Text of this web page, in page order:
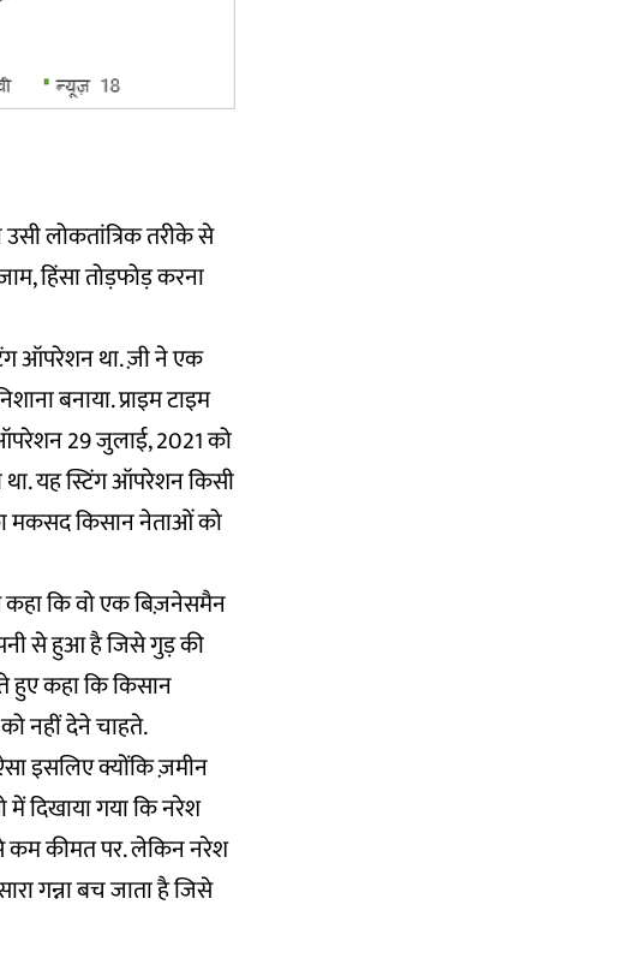
लोकतांत्रिक तरीके से
हिंसा तोड़फोड़ करना
ऑपरेशन था. ज़ी ने एक
बनाया. प्राइम टाइम
29 जुलाई, 2021 को
यह स्टिंग ऑपरेशन किसी
मकसद किसान नेताओं को
कहा कि वो एक बिज़नेसमैन
से हुआ है जिसे गुड़ की
हुए कहा कि किसान
नहीं देने चाहते.
इसलिए क्योंकि ज़मीन
दिखाया गया कि नरेश
कम कीमत पर. लेकिन नरेश
गन्ना बच जाता है जिसे